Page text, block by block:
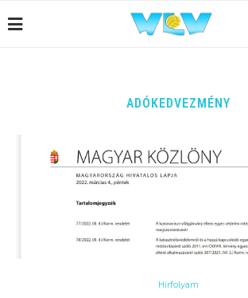
ADÓKEDVEZMÉNY
Hírfolyam